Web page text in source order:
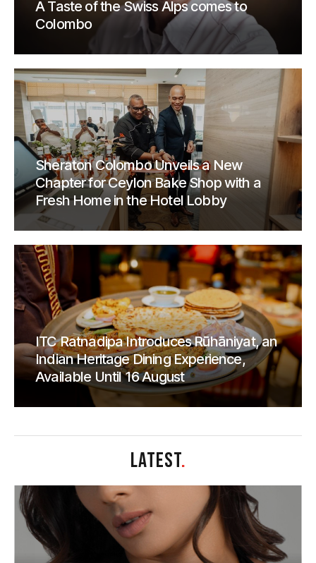
A Taste of the Swiss Alps comes to
Colombo
Sheraton Colombo Unveils a New
Chapter for Ceylon Bake Shop with a
Fresh Home in the Hotel Lobby
ITC Ratnadipa Introduces Rūhāniyat, an
Indian Heritage Dining Experience,
Available Until 16 August
LATEST.